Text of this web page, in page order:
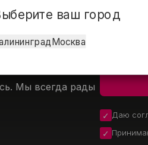
Мы всегда рады
Даю
ваш город
Москва